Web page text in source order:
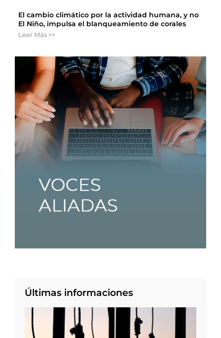
El cambio climático por la actividad humana, y no
El Niño, impulsa el blanqueamiento de corales
Leer Más >>
Últimas informaciones